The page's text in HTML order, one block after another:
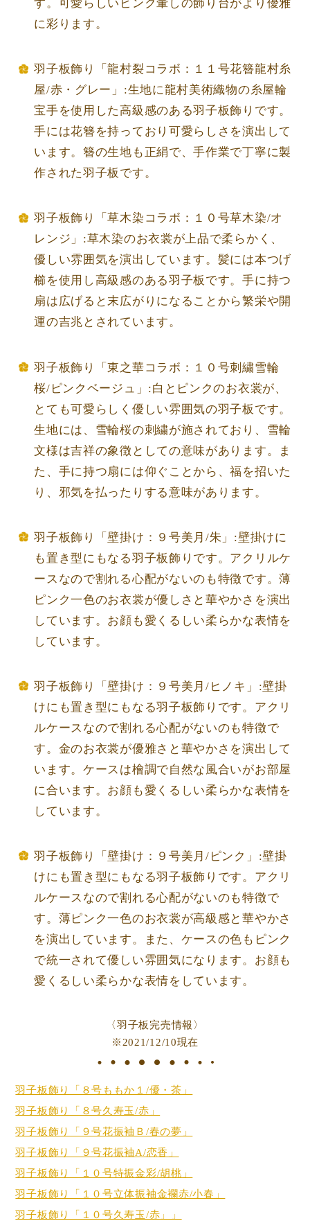
す。可愛らしいピンク暈しの飾り台がより優雅
に彩ります。
羽子板飾り「龍村裂コラボ：１１号花簪龍村糸
屋/赤・グレー」:生地に龍村美術織物の糸屋輪
宝手を使用した高級感のある羽子板飾りです。
手には花簪を持っており可愛らしさを演出して
います。簪の生地も正絹で、手作業で丁寧に製
作された羽子板です。
羽子板飾り「草木染コラボ：１０号草木染/オ
レンジ」:草木染のお衣裳が上品で柔らかく、
優しい雰囲気を演出しています。髪には本つげ
櫛を使用し高級感のある羽子板です。手に持つ
扇は広げると末広がりになることから繁栄や開
運の吉兆とされています。
羽子板飾り「東之華コラボ：１０号刺繍雪輪
桜/ピンクベージュ」:白とピンクのお衣裳が、
とても可愛らしく優しい雰囲気の羽子板です。
生地には、雪輪桜の刺繍が施されており、雪輪
文様は吉祥の象徴としての意味があります。ま
た、手に持つ扇には仰ぐことから、福を招いた
り、邪気を払ったりする意味があります。
羽子板飾り「壁掛け：９号美月/朱」:壁掛けに
も置き型にもなる羽子板飾りです。アクリルケ
ースなので割れる心配がないのも特徴です。薄
ピンク一色のお衣裳が優しさと華やかさを演出
しています。お顔も愛くるしい柔らかな表情を
しています。
羽子板飾り「壁掛け：９号美月/ヒノキ」:壁掛
けにも置き型にもなる羽子板飾りです。アクリ
ルケースなので割れる心配がないのも特徴で
す。金のお衣裳が優雅さと華やかさを演出して
います。ケースは檜調で自然な風合いがお部屋
に合います。お顔も愛くるしい柔らかな表情を
しています。
羽子板飾り「壁掛け：９号美月/ピンク」:壁掛
けにも置き型にもなる羽子板飾りです。アクリ
ルケースなので割れる心配がないのも特徴で
す。薄ピンク一色のお衣裳が高級感と華やかさ
を演出しています。また、ケースの色もピンク
で統一されて優しい雰囲気になります。お顔も
愛くるしい柔らかな表情をしています。
〈羽子板完売情報〉
※2021/12/10現在
羽子板飾り「８号ももか１/優・茶」
羽子板飾り「８号久寿玉/赤」
羽子板飾り「９号花振袖Ｂ/春の夢」
羽子板飾り「９号花振袖A/恋香」
羽子板飾り「１０号特振金彩/胡桃」
羽子板飾り「１０号立体振袖金襴赤/小春」
羽子板飾り「１０号久寿玉/赤」」